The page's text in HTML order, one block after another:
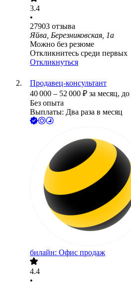
3.4
•
27903 отзыва
Яйва, Березниковская, 1а
Можно без резюме
Откликнитесь среди первых
Откликнуться
Продавец-консультант
40 000 – 52 000 ₽ за месяц, до
Без опыта
Выплаты: Два раза в месяц
билайн: Офис продаж
4.4
•